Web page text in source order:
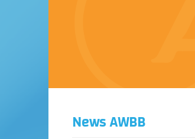
News AWBB